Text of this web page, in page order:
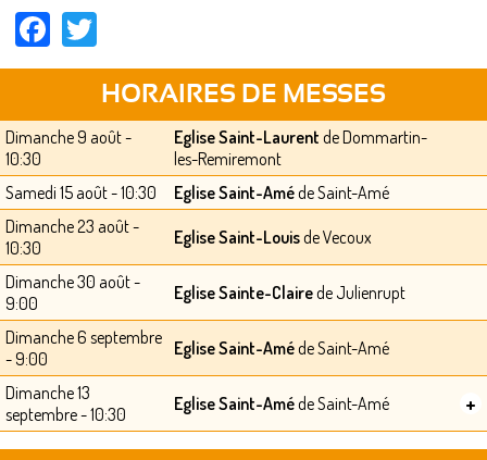
Facebook
HORAIRES DE MESSES
Dimanche 9 août -
10:30
Eglise Saint-Laurent de Dommartin-
les-Remiremont
Samedi 15 août - 10:30
Eglise Saint-Améde Saint-Amé
Dimanche 23 août -
10:30
Eglise Saint-Louisde Vecoux
Dimanche 30 août -
9:00
Eglise Sainte-Clairede Julienrupt
Dimanche 6 septembre
- 9:00
Eglise Saint-Améde Saint-Amé
Dimanche 13
septembre - 10:30
Eglise Saint-Améde Saint-Amé +